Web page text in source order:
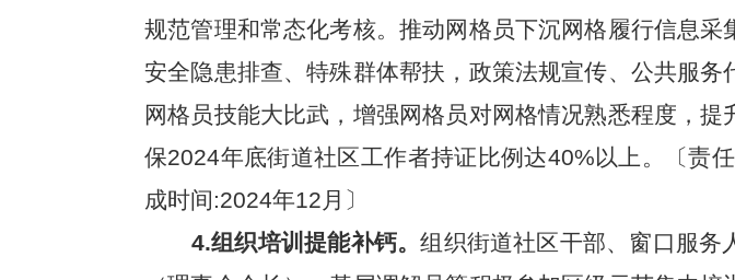
规范管理和常态化考核。推动网格员下沉网格履行信息
安全隐患排查、特殊群体帮扶，政策法规宣传、公共服
网格员技能大比武，增强网格员对网格情况熟悉程度，
保2024年底街道社区工作者持证比例达40%以上。〔责
成时间:2024年12月〕
4.组织培训提能补钙。组织街道社区干部、窗口服务